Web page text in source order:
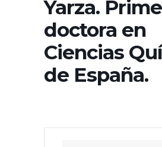
Yarza.
doctora en
Ciencias
de España.​